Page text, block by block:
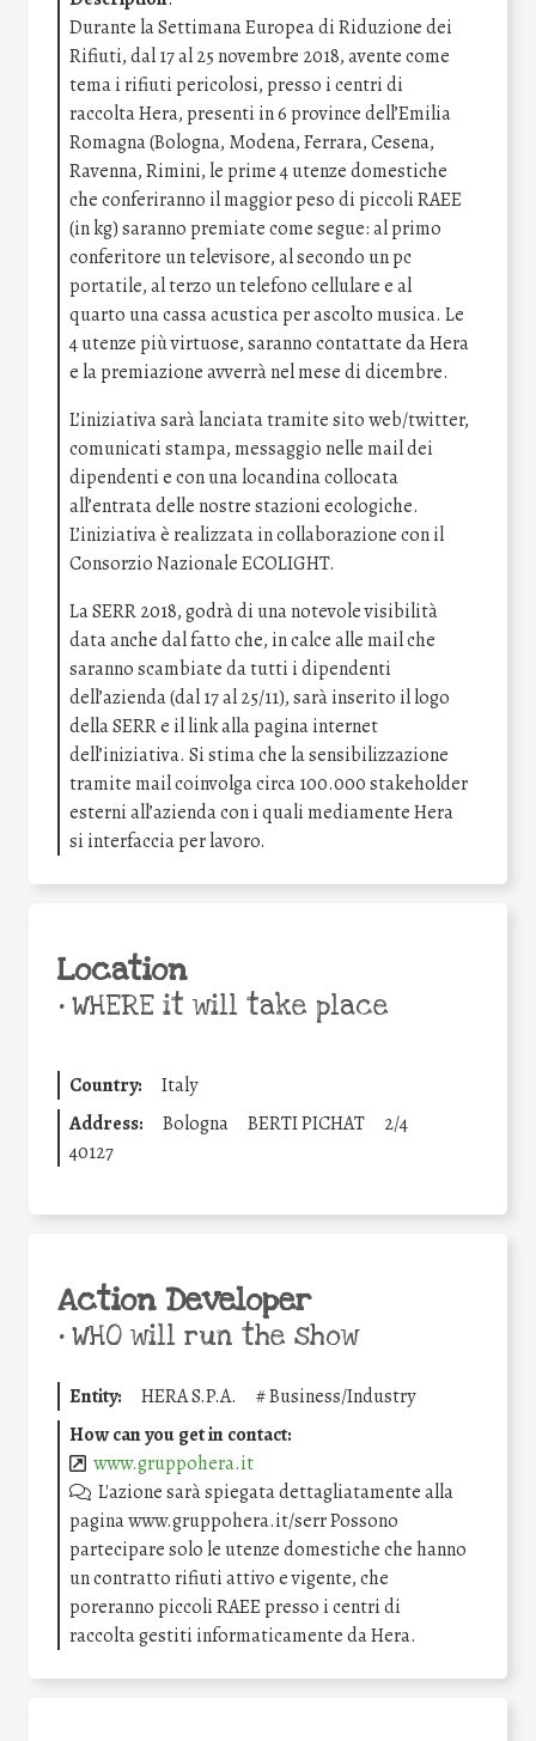
Durante la Settimana Europea di Riduzione dei
Rifiuti, dal 17 al 25 novembre 2018, avente come
tema i rifiuti pericolosi, presso i centri di
raccolta Hera, presenti in 6 province dell’Emilia
Romagna (Bologna, Modena, Ferrara, Cesena,
Ravenna, Rimini, le prime 4 utenze domestiche
che conferiranno il maggior peso di piccoli RAEE
(in kg) saranno premiate come segue: al primo
conferitore un televisore, al secondo un pc
portatile, al terzo un telefono cellulare e al
quarto una cassa acustica per ascolto musica. Le
4 utenze più virtuose, saranno contattate da Hera
e la premiazione avverrà nel mese di dicembre.
L’iniziativa sarà lanciata tramite sito web/twitter,
comunicati stampa, messaggio nelle mail dei
dipendenti e con una locandina collocata
all’entrata delle nostre stazioni ecologiche.
L’iniziativa è realizzata in collaborazione con il
Consorzio Nazionale ECOLIGHT.
La SERR 2018, godrà di una notevole visibilità
data anche dal fatto che, in calce alle mail che
saranno scambiate da tutti i dipendenti
dell’azienda (dal 17 al 25/11), sarà inserito il logo
della SERR e il link alla pagina internet
dell’iniziativa. Si stima che la sensibilizzazione
tramite mail coinvolga circa 100.000 stakeholder
esterni all’azienda con i quali mediamente Hera
si interfaccia per lavoro.
Location
•WHERE it will take place
Country:
Italy
Address:
Bologna BERTI PICHAT
2/4
40127
Action Developer
•WHO will run the show
Entity: HERA S.P.A. #Business/Industry
How can you get in contact:
www.gruppohera.it
L'azione sarà spiegata dettagliatamente alla
pagina www.gruppohera.it/serr Possono
partecipare solo le utenze domestiche che hanno
un contratto rifiuti attivo e vigente, che
poreranno piccoli RAEE presso i centri di
raccolta gestiti informaticamente da Hera.